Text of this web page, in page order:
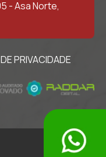
- Asa Norte,
PRIVACIDADE